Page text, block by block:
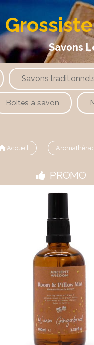
Savons Le
Savons
Boites à savon
Accueil
PROMO